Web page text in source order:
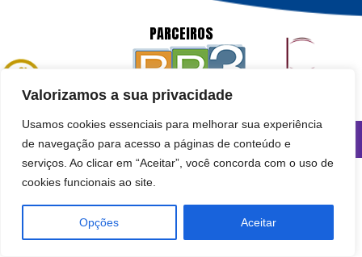
Valorizamos a sua privacidade
Usamos cookies essenciais para melhorar sua experiência
de navegação para acesso a páginas de conteúdo e
serviços. Ao clicar em “Aceitar”, você concorda com o uso de
cookies funcionais ao site.
Opções Aceitar
PARCEIROS
Família no Parque 2026 – Todos os direitos reservados.Br3 comunicação